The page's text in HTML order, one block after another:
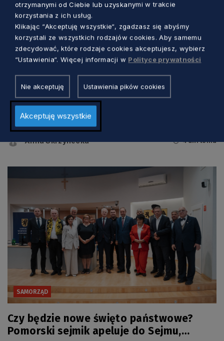
Szukamy radnych młodzieżowego
sejmiku! Zgłoście się i zmieniajcie
Pomorskie
Anna Skrzynecka 4 dni temu
SAMORZĄD
Czy będzie nowe święto państwowe?
Pomorski sejmik apeluje do Sejmu,
otrzymanymi od Ciebie lub uzyskanymi w trakcie
korzystania z ich usług.
Klikając “Akceptuję wszystkie“, zgadzasz się abyśmy
korzystali ze wszystkich rodzajów cookies. Aby samemu
zdecydować, które rodzaje cookies akceptujesz, wybierz
“Ustawienia“. Więcej informacji w Polityce prywatności
Nie akceptuję Ustawienia pików cookies
Akceptuję wszystkie